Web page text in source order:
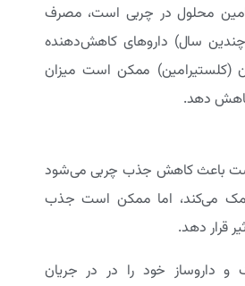
محلول در چربی است، مصرف
سال) داروهای کاهش‌دهنده
ممکن است میزان
دهد.
است باعث کاهش جذب چربی می‌شود
می‌کند، اما ممکن است جذب
قرار دهد.
داروساز خود را در در جریان